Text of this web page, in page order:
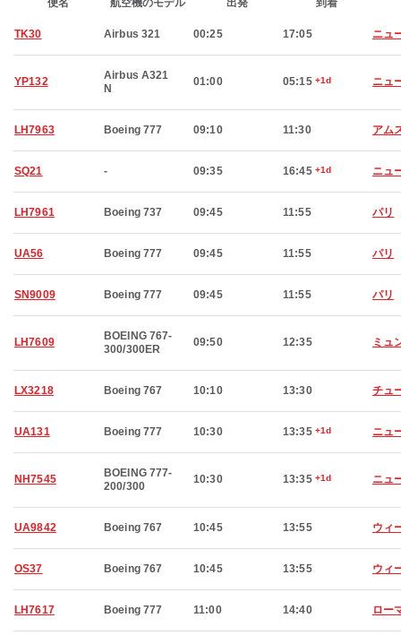
便名 航空機のモデル 出発 到着
TK30 Airbus 321 00:25 17:05 ニュ
YP132
Airbus A321
N
01:00 05:15 +1d ニュ
LH7963 Boeing 777 09:10 11:30 アム
SQ21 - 09:35 16:45 +1d ニュ
LH7961 Boeing 737 09:45 11:55 パリ
UA56 Boeing 777 09:45 11:55 パリ
SN9009 Boeing 777 09:45 11:55 パリ
LH7609
BOEING 767-
300/300ER
09:50 12:35 ミュ
LX3218 Boeing 767 10:10 13:30 チュ
UA131 Boeing 777 10:30 13:35 +1d ニュ
NH7545
BOEING 777-
200/300
10:30 13:35 +1d ニュ
UA9842 Boeing 767 10:45 13:55 ウィ
OS37 Boeing 767 10:45 13:55 ウィ
LH7617 Boeing 777 11:00 14:40 ロー